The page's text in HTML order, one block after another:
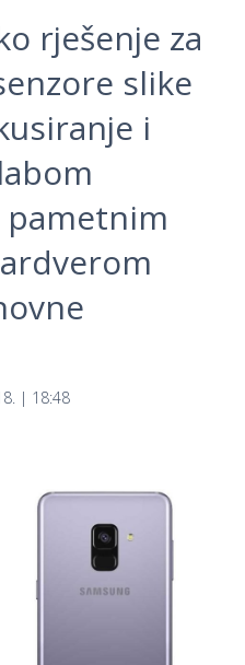
rješenje za
slike
i
pametnim
| 18:48